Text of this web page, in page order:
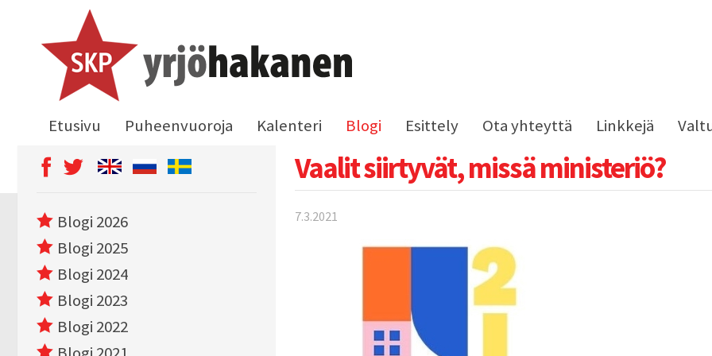
Etusivu Puheenvuoroja Kalenteri Blogi Esittely Ota yhteyttä Linkkejä
Vaalit siirtyvät, missä ministeriö?
7.3.2021
Blogi 2026
Blogi 2025
Blogi 2024
Blogi 2023
Blogi 2022